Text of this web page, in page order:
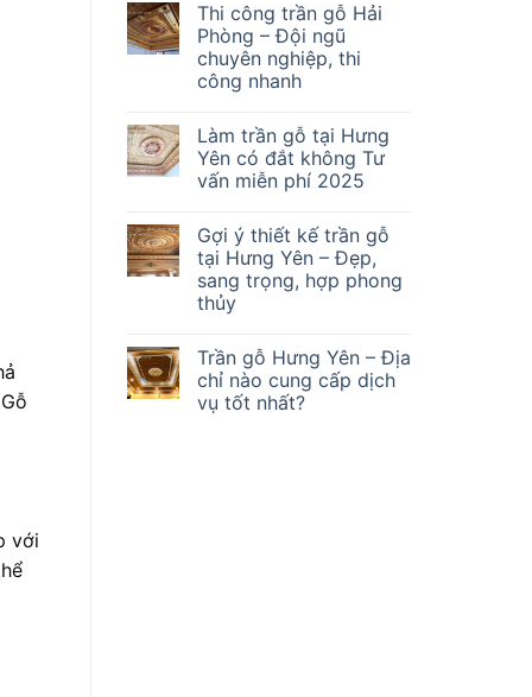
với
Thi công trần gỗ Hải
Phòng – Đội ngũ
chuyên nghiệp, thi
công nhanh
Làm trần gỗ tại Hưng
Yên có đắt không Tư
vấn miễn phí 2025
Gợi ý thiết kế trần gỗ
tại Hưng Yên – Đẹp,
sang trọng, hợp phong
thủy
Trần gỗ Hưng Yên – Địa
chỉ nào cung cấp dịch
vụ tốt nhất?